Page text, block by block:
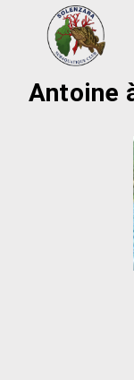
Antoine